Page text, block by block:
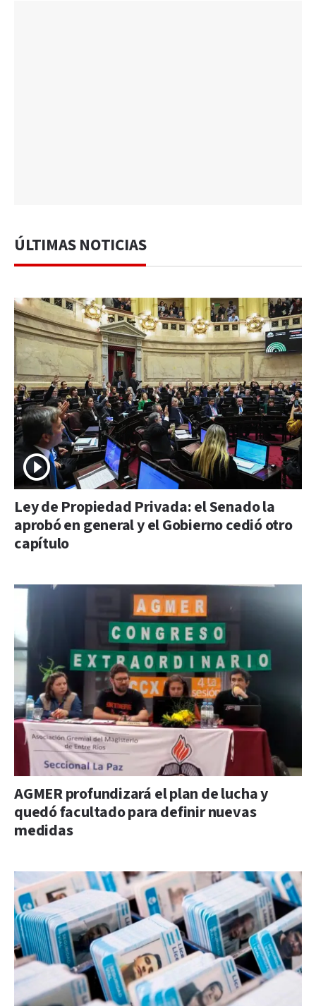
ÚLTIMAS NOTICIAS
Ley de Propiedad Privada: el Senado la
aprobó en general y el Gobierno cedió otro
capítulo
AGMER profundizará el plan de lucha y
quedó facultado para definir nuevas
medidas